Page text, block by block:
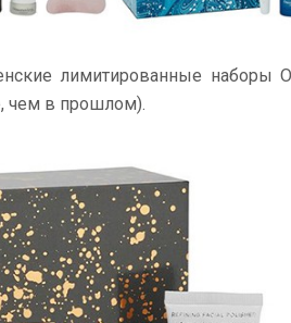
лимитированные наборы
чем в прошлом).